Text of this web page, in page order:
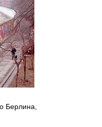
Берлина,